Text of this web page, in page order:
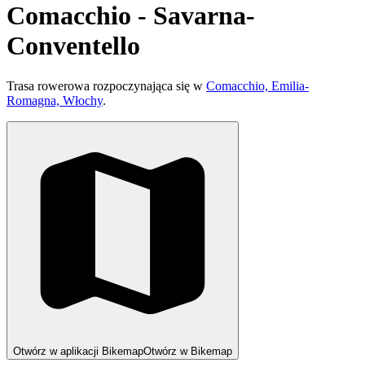
Comacchio - Savarna-
Conventello
Trasa rowerowa rozpoczynająca się w Comacchio, Emilia-
Romagna, Włochy.
Otwórz w aplikacji BikemapOtwórz w Bikemap